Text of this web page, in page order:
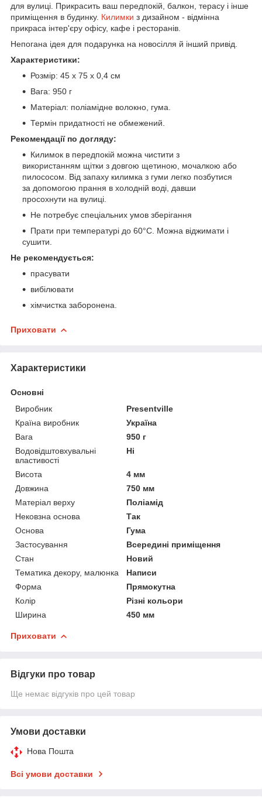
для вулиці. Прикрасить ваш передпокій, балкон, терасу і інше
приміщення в будинку. Килимки з дизайном - відмінна
прикраса інтер'єру офісу, кафе і ресторанів.
Непогана ідея для подарунка на новосілля й інший привід.
Характеристики:
Розмір: 45 х 75 х 0,4 см
Вага: 950 г
Матеріал: поліамідне волокно, гума.
Термін придатності не обмежений.
Рекомендації по догляду:
Килимок в передпокій можна чистити з
використанням щітки з довгою щетиною, мочалкою або
пилососом. Від запаху килимка з гуми легко позбутися
за допомогою прання в холодній воді, давши
просохнути на вулиці.
Не потребує спеціальних умов зберігання
Прати при температурі до 60°С. Можна віджимати і
сушити.
Не рекомендується:
прасувати
вибілювати
хімчистка заборонена.
Приховати
Характеристики
Основні
Виробник
Presentville
Країна виробник
Україна
Вага
950 г
Водовідштовхувальні
властивості
Ні
Висота
4 мм
Довжина
750 мм
Матеріал верху
Поліамід
Нековзна основа
Так
Основа
Гума
Застосування
Всередині приміщення
Стан
Новий
Тематика декору, малюнка
Написи
Форма
Прямокутна
Колір
Різні кольори
Ширина
450 мм
Приховати
Відгуки про товар
Ще немає відгуків про цей товар
Умови доставки
Нова Пошта
Всі умови доставки